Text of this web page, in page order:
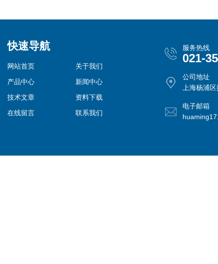
快速导航
网站首页
关于我们
产品中心
新闻中心
技术文章
资料下载
在线留言
联系我们
服务热线
021-
公司地址
上海杨浦
电子邮箱